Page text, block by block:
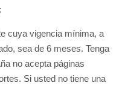
cuya vigencia mínima, a
sea de 6 meses. Tenga
no acepta páginas
Si usted no tiene una